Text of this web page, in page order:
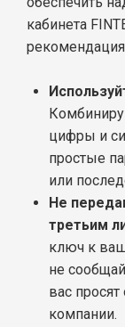
кабинета
цифры и
простые
или
Не
третьим
ключ к
не
вас
компании.